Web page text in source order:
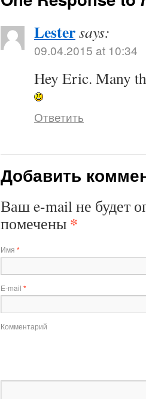
Lestersays:
09.04.2015 at 10:34
Hey Eric. Many
Ответить
Добавить
Ваш e-mail не будет
помечены *
Имя *
E-mail *
Комментарий